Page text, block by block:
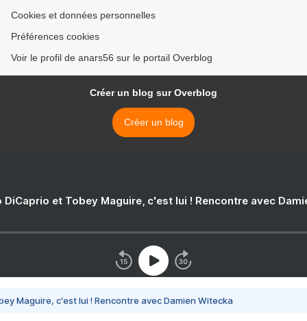
Cookies et données personnelles
Préférences cookies
Voir le profil de anars56 sur le portail Overblog
Créer un blog sur Overblog
Créer un blog
DiCaprio et Tobey Maguire, c'est lui ! Rencontre avec
Maguire, c'est lui ! Rencontre avec Damien Witecka